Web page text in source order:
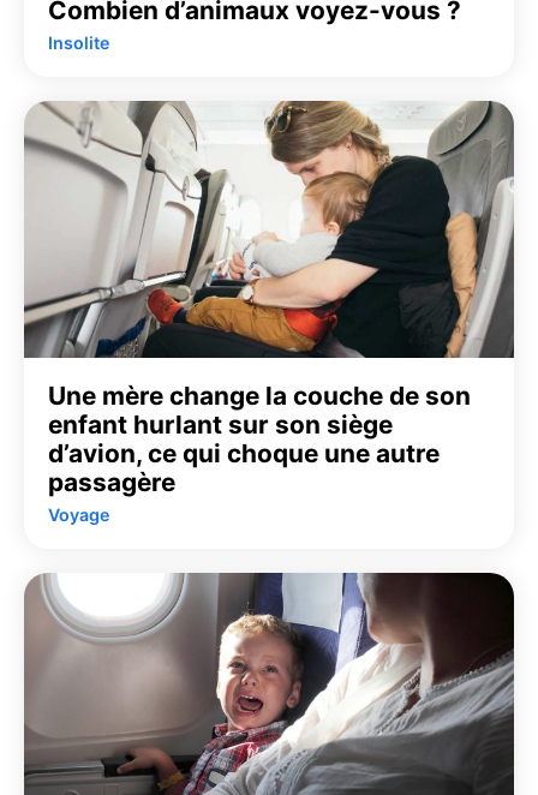
Combien d’animaux voyez-vous ?
Insolite
Une mère change la couche de son
enfant hurlant sur son siège
d’avion, ce qui choque une autre
passagère
Voyage